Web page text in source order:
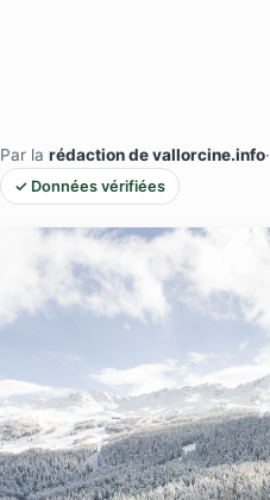
Par la rédaction de vallorcine.info·
✓ Données vérifiées